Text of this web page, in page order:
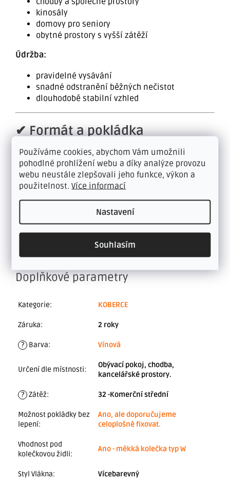
Používáme cookies, abychom Vám umožnili
pohodlné prohlížení webu a díky analýze provozu
webu neustále zlepšovali jeho funkce, výkon a
použitelnost.Více informací
Nastavení
Souhlasím
kinosály
domovy pro seniory
obytné prostory s vyšší zátěží
Údržba:
pravidelné vysávání
snadné odstranění běžných nečistot
dlouhodobě stabilní vzhled
✔ Formát a pokládka
Šíře role: 4 m
Způsob pokládky:
celoplošné lepení (doporučeno pro komerční
volná pokládka dle typu podkladu
Koberec je vhodný provelkoplošnou instalaci
vytváří jednotný a funkční základ interiéru.
Doplňkové parametry
Kategorie: KOBERCE
Záruka: 2 roky
? Barva: Vínová
Určení dle místnosti:
Obývací pokoj, chodba,
kancelářské prostory.
? Zátěž: 32 -Komerční střední
Možnost pokládky bez
lepení:
Ano, ale doporučujeme
celoplošně fixovat.
Vhodnost pod
kolečkovou židli:
Ano - měkká kolečka typ W
Styl Vlákna: Vícebarevný